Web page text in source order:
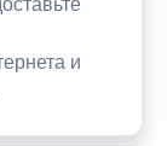
и